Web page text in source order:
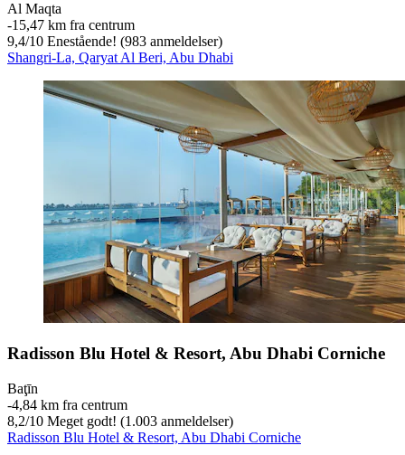
Al Maqta
‐15,47 km fra centrum
9,4/10 Enestående! (983 anmeldelser)
Shangri-La, Qaryat Al Beri, Abu Dhabi
Radisson Blu Hotel & Resort, Abu Dhabi Corniche
Baţīn
‐4,84 km fra centrum
8,2/10 Meget godt! (1.003 anmeldelser)
Radisson Blu Hotel & Resort, Abu Dhabi Corniche